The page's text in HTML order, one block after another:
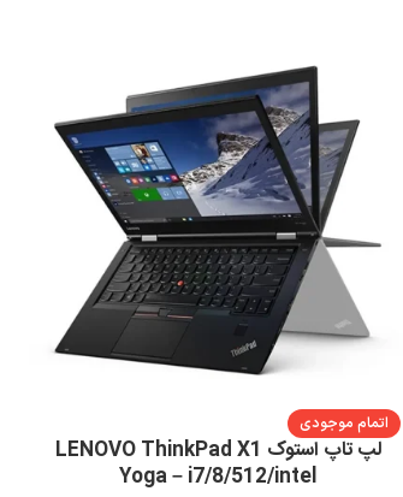
اتمام موجودی
لپ تاپ استوک LENOVO ThinkPad X1
Yoga – i7/8/512/intel